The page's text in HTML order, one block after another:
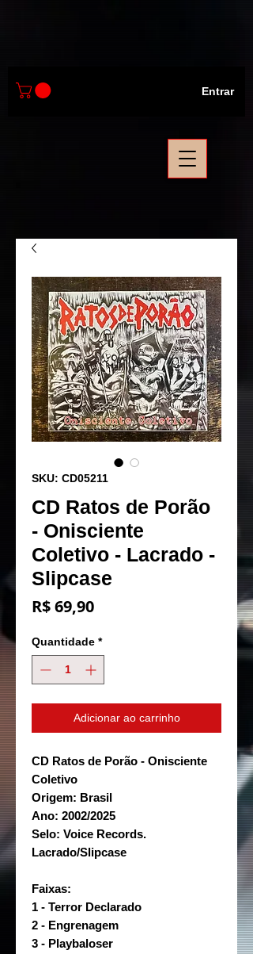
Entrar
SKU: CD05211
CD Ratos de Porão
- Onisciente
Coletivo - Lacrado -
Slipcase
R$ 69,90Preço
Quantidade *
Adicionar ao carrinho
CD Ratos de Porão - Onisciente
Coletivo
Origem: Brasil
Ano: 2002/2025
Selo: Voice Records.
Lacrado/Slipcase
Faixas:
1 - Terror Declarado
2 - Engrenagem
3 - Playbaloser